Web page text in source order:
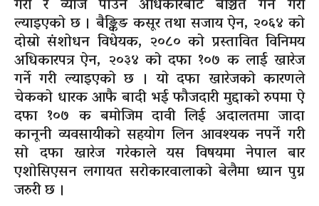
गरी र व्याज पाउने अधिकारबाट बञ्चित गर्ने गरी
ल्याइएको छ । बैङ्किङ कसूर तथा सजाय ऐन, २०६४ को
दोस्रो संशोधन विधेयक, २०८० को प्रस्तावित विनिमय
अधिकारपत्र ऐन, २०३४ को दफा १०७ क लाई खारेज
गर्ने गरी ल्याइएको छ । यो दफा खारेजको कारणले
चेकको धारक आफै बादी भई फौजदारी मुद्दाको रुपमा ऐ
दफा १०७ क बमोजिम दावी लिई अदालतमा जादा
कानूनी व्यवसायीको सहयोग लिन आवश्यक नपर्ने गरी
सो दफा खारेज गरेकाले यस विषयमा नेपाल बार
एशोसिएसन लगायत सरोकारवालाको बेलैमा ध्यान पुग्न
जरुरी छ ।